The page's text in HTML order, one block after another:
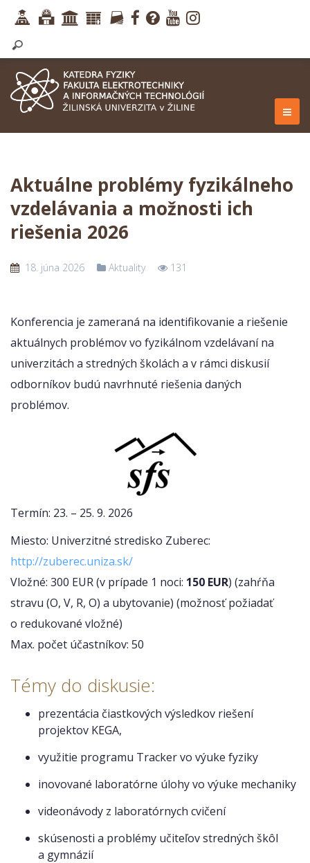
Aktuálne problémy fyzikálneho
vzdelávania a možnosti ich
riešenia 2026
18. júna 2026 Aktuality 131
Konferencia je zameraná na identifikovanie a riešenie
aktuálnych problémov vo fyzikálnom vzdelávaní na
univerzitách a stredných školách a v rámci diskusií
odborníkov budú navrhnuté riešenia daných
problémov.
Termín: 23. – 25. 9. 2026
Miesto: Univerzitné stredisko Zuberec:
http://zuberec.uniza.sk/
Vložné: 300 EUR (v prípade 1 noci: 150 EUR) (zahŕňa
stravu (O, V, R, O) a ubytovanie) (možnosť požiadať
o redukované vložné)
Max. počet účastníkov: 50
Témy do diskusie:
prezentácia čiastkových výsledkov riešení
projektov KEGA,
využitie programu Tracker vo výuke fyziky
inovované laboratórne úlohy vo výuke mechaniky
videonávody z laboratórnych cvičení
skúsenosti a problémy učiteľov stredných škôl
a gymnázií